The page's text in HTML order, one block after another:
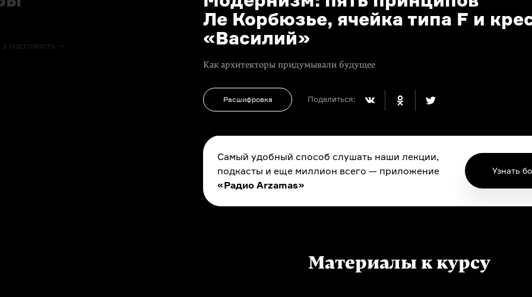
массовость —
Ле Корбюзье, ячейка типа F и
«Василий»
Как архитекторы придумывали будущее
Расшифровка Поделиться:
Самый удобный способ слушать наши лекции,
подкасты и еще миллион всего — приложение
«Радио Arzamas»
Узнать
Материалы к курсу